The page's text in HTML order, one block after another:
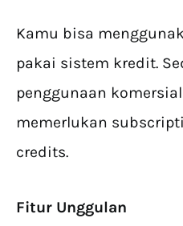
Kamu bisa
pakai sistem kredit.
penggunaan
memerlukan
credits.
Fitur Unggulan